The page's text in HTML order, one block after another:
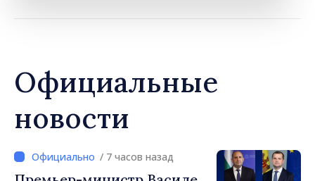
Официальные
новости
/ 7 часов назад